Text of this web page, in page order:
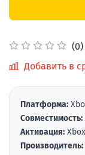
(0)
Добавить в
Платформа:
Совместимость:
Активация:
Производитель: